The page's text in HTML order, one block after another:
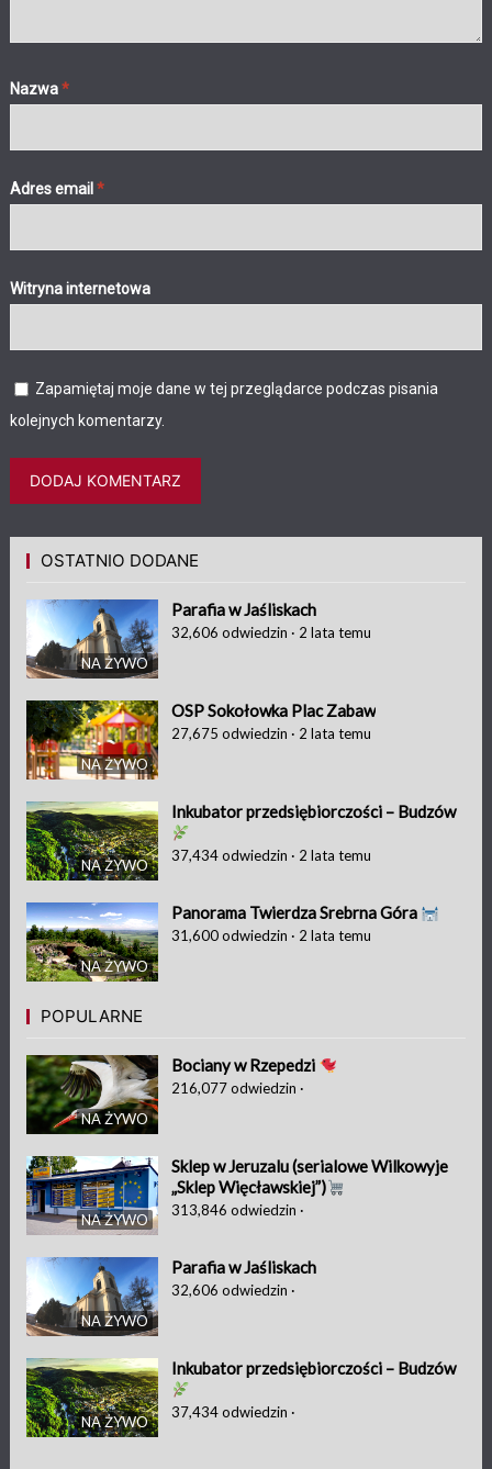
Nazwa*
Adres email *
Witryna internetowa
Zapamiętaj moje dane w tej przeglądarce podczas pisania
kolejnych komentarzy.
OSTATNIO DODANE
NA ŻYWO
Parafia w Jaśliskach
32,606 odwiedzin · 2 lata temu
NA ŻYWO
OSP Sokołowka Plac Zabaw
27,675 odwiedzin · 2 lata temu
NA ŻYWO
Inkubator przedsiębiorczości – Budzów
37,434odwiedzin · 2 lata temu
NA ŻYWO
Panorama Twierdza Srebrna Góra
31,600odwiedzin · 2 lata temu
POPULARNE
NA ŻYWO
Bociany w Rzepedzi
216,077odwiedzin ·
NA ŻYWO
Sklep w Jeruzalu (serialowe Wilkowyje
„Sklep Więcławskiej”)
313,846 odwiedzin ·
NA ŻYWO
Parafia w Jaśliskach
32,606 odwiedzin ·
NA ŻYWO
Inkubator przedsiębiorczości – Budzów
37,434odwiedzin ·